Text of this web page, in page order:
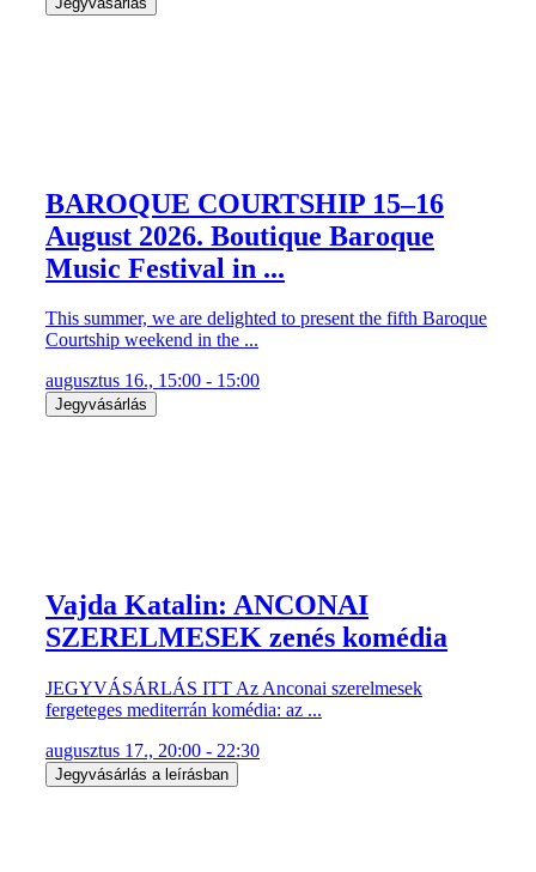
BAROQUE COURTSHIP 15–16
August 2026. Boutique Baroque
Music Festival in ...
This summer, we are delighted to present the fifth Baroque
Courtship weekend in the ...
augusztus 16., 15:00 - 15:00
Jegyvásárlás
Vajda Katalin: ANCONAI
SZERELMESEK zenés komédia
JEGYVÁSÁRLÁS ITT Az Anconai szerelmesek
fergeteges mediterrán komédia: az ...
augusztus 17., 20:00 - 22:30
Jegyvásárlás a leírásban